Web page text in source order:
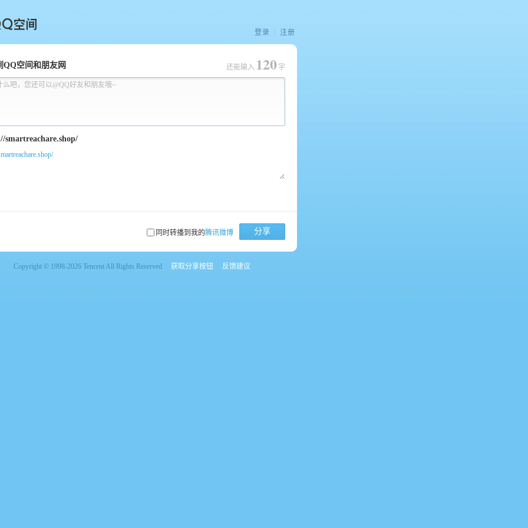
间
登录 注册
QQ空间和朋友网
么吧，您还可以@QQ好友和朋友哦~
还能输入 120 字
同时转播到我的腾讯微博 分享
Copyright © 1998-2026 Tencent All Rights Reserved 获取分享按钮 反馈建议